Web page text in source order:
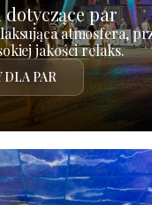
par
atmosfera,
jakości relaks.
DLA PAR